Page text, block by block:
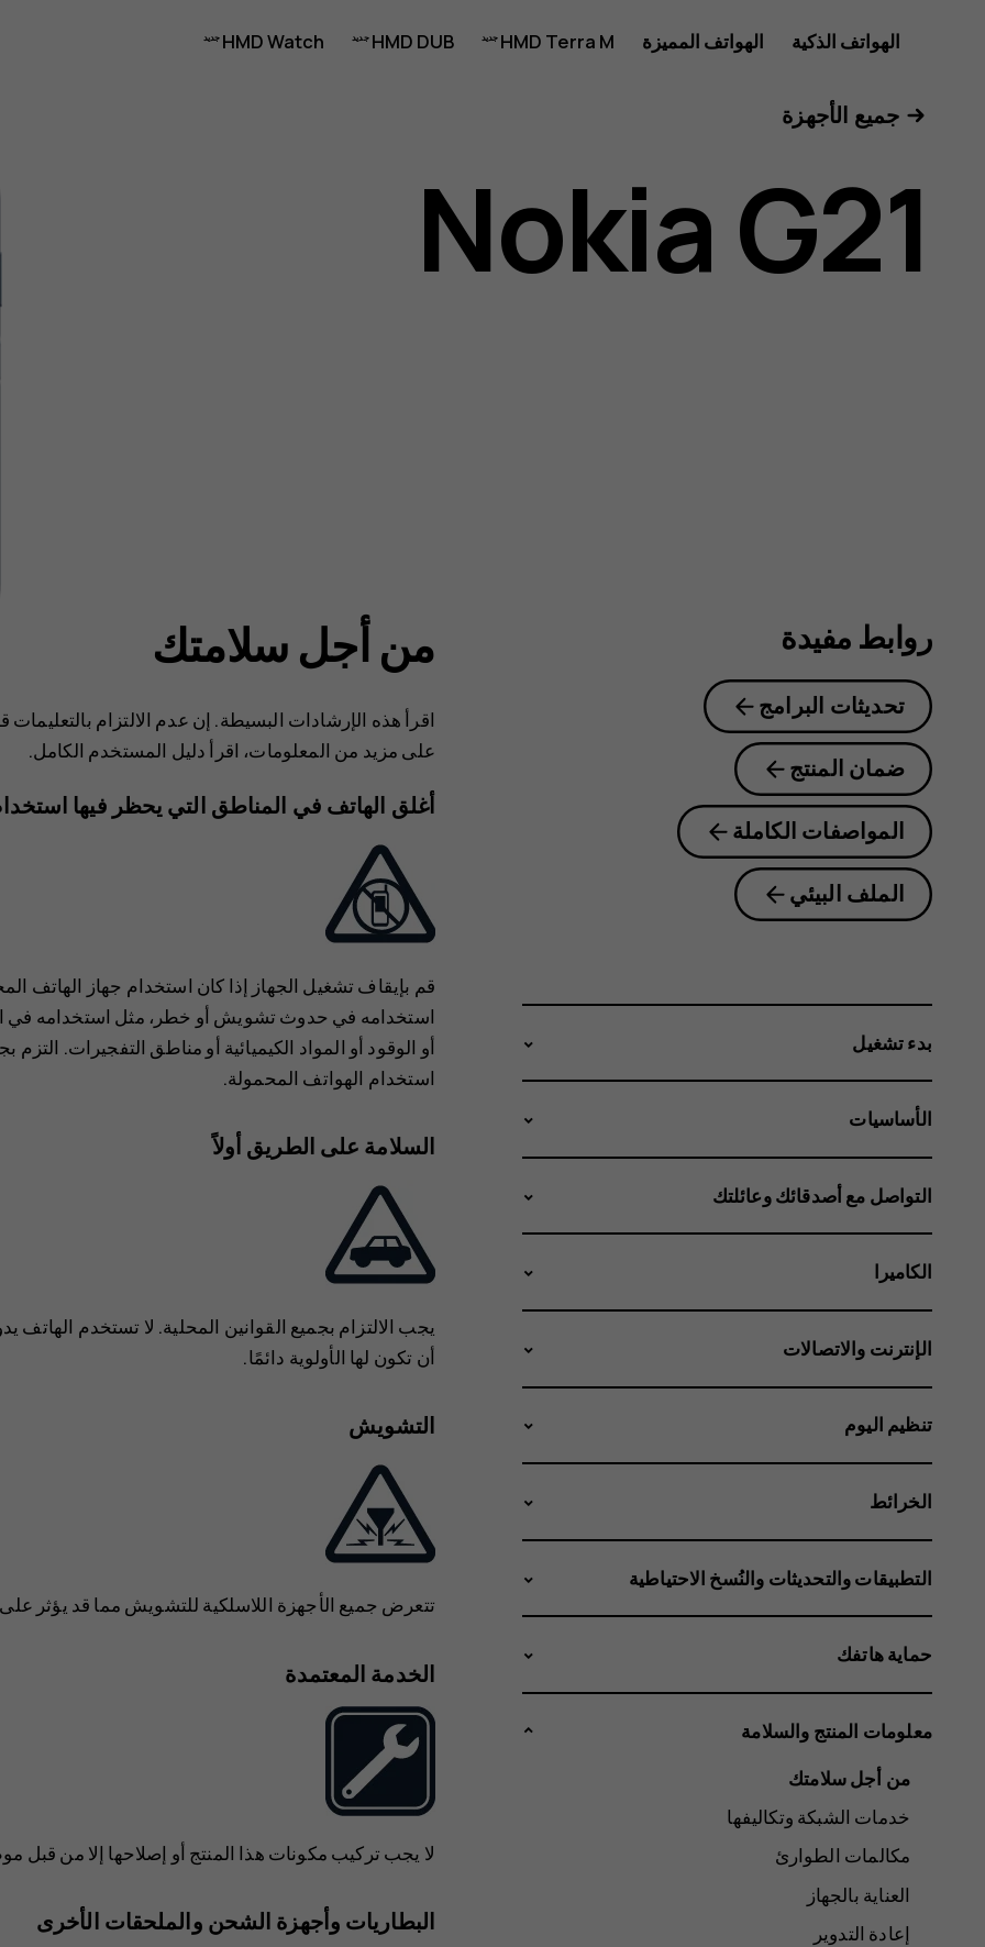
دليل
مستخدم
Nokia
الهواتف الذكية الهواتف المميزة HMD Terra M
HMD DUB
HMD Watch
جميع الأجهزة
Nokia G21
من أجل سلامتك
اقرأ هذه الإرشادات البسيطة. إن عدم الالتزام
على مزيد من المعلومات، اقرأ دليل المستخدم الكامل.
أغلق الهاتف في المناطق التي يحظر فيها
قم بإيقاف تشغيل الجهاز إذا كان استخدام جهاز الهاتف
استخدامه في حدوث تشويش أو خطر، مثل استخدامه في
أو الوقود أو المواد الكيميائية أو مناطق التفجيرات.
استخدام الهواتف المحمولة.
السلامة على الطريق أولاً
يجب الالتزام بجميع القوانين المحلية. لا تستخدم الهاتف
أن تكون لها الأولوية دائمًا.
التشويش
تتعرض جميع الأجهزة اللاسلكية للتشويش مما قد يؤثر على
الخدمة المعتمدة
لا يجب تركيب مكونات هذا المنتج أو إصلاحها إلا من قبل
البطاريات وأجهزة الشحن والملحقات الأخرى
روابط مفيدة
تحديثات البرامج
ضمان المنتج
المواصفات الكاملة
الملف البيئي
بدء تشغيل
الأساسيات
التواصل مع أصدقائك وعائلتك
الكاميرا
الإنترنت والاتصالات
تنظيم اليوم
الخرائط
التطبيقات والتحديثات والنُسخ الاحتياطية
حماية هاتفك
معلومات المنتج والسلامة
من أجل سلامتك
خدمات الشبكة وتكاليفها
مكالمات الطوارئ
العناية بالجهاز
إعادة التدوير